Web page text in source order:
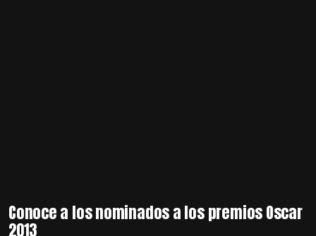
Conoce a los nominados a los premios Oscar
2013